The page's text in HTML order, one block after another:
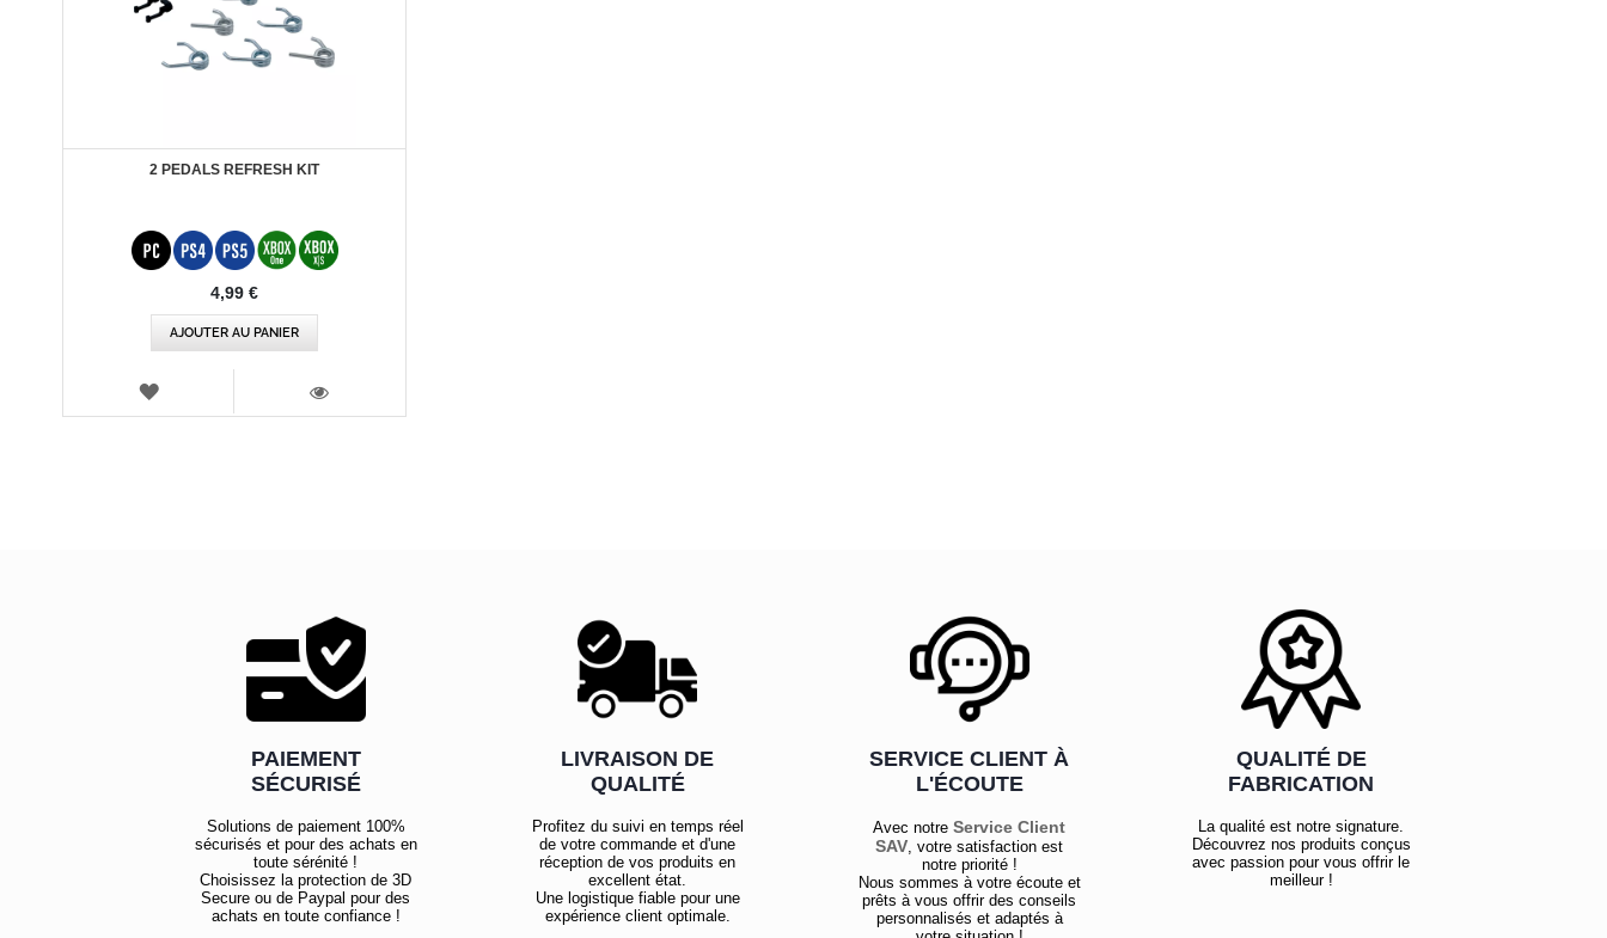
2 PEDALS REFRESH KIT
4,99 €
AJOUTER AU PANIER
AJOUTER
VOIR
PAIEMENT
SÉCURISÉ
Solutions de paiement 100%
sécurisés et pour des achats en
toute sérénité !
Choisissez la protection de 3D
Secure ou de Paypal pour des
achats en toute confiance !
LIVRAISON DE
QUALITÉ
Profitez du suivi en temps réel
de votre commande et d'une
réception de vos produits en
excellent état.
Une logistique fiable pour une
expérience client optimale.
SERVICE CLIENT À
L'ÉCOUTE
Avec notreService Client
SAV, votre satisfaction est
notre priorité !
Nous sommes à votre écoute et
prêts à vous offrir des conseils
personnalisés et adaptés à
QUALITÉ DE
FABRICATION
La qualité est notre signature.
Découvrez nos produits conçus
avec passion pour vous offrir le
meilleur !